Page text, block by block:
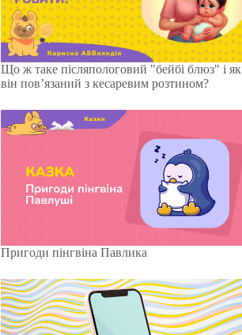
Що ж таке післяпологовий "бейбі блюз" і як
він повʼязаний з кесаревим розтином?
Пригоди пінгвіна Павлика